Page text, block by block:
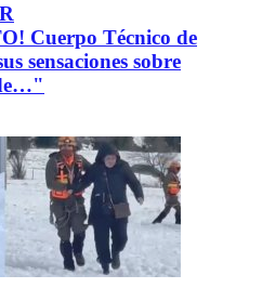
Cuerpo Técnico de
sensaciones sobre